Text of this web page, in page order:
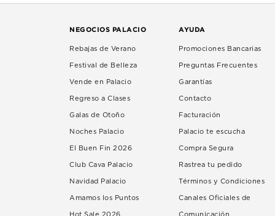
NEGOCIOS PALACIO
Rebajas de Verano
Festival de Belleza
Vende en Palacio
Regreso a Clases
Galas de Otoño
Noches Palacio
El Buen Fin 2026
Club Cava Palacio
Navidad Palacio
Amamos los Puntos
Hot Sale 2026
AYUDA
Promociones Bancarias
Preguntas Frecuentes
Garantías
Contacto
Facturación
Palacio te escucha
Compra Segura
Rastrea tu pedido
Términos y Condiciones
Canales Oficiales de
Comunicación